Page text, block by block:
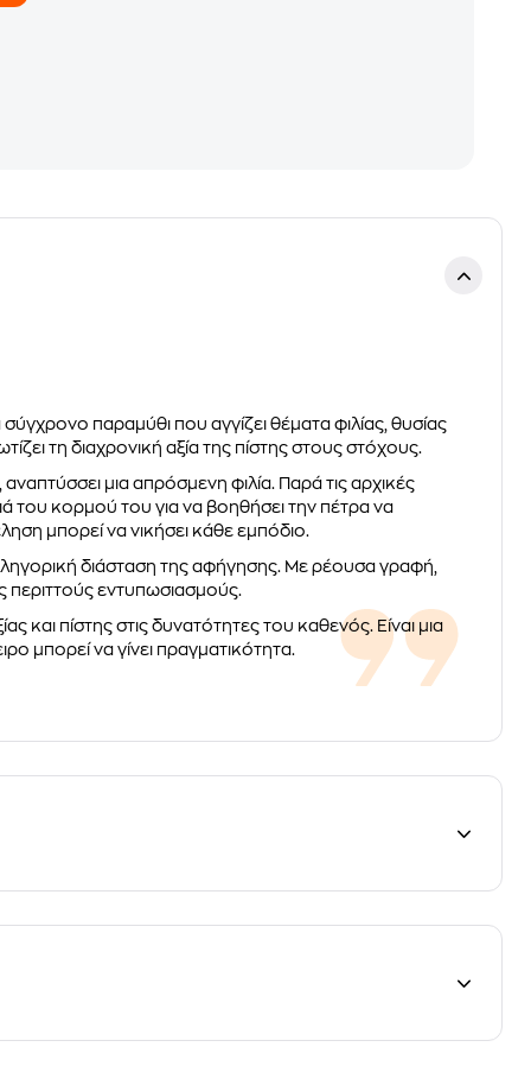
σύγχρονο παραμύθι που αγγίζει θέματα φιλίας, θυσίας
τη διαχρονική αξία της πίστης στους στόχους.
μια απρόσμενη φιλία. Παρά τις αρχικές
του κορμού του για να βοηθήσει την πέτρα να
μπορεί να νικήσει κάθε εμπόδιο.
διάσταση της αφήγησης. Με ρέουσα γραφή,
περιττούς εντυπωσιασμούς.
και πίστης στις δυνατότητες του καθενός. Είναι μια
μπορεί να γίνει πραγματικότητα.